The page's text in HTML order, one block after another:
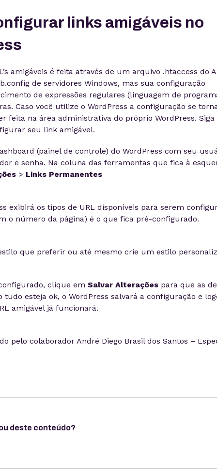
links amigáveis no
amigáveis é feita através de um arquivo .htaccess do
de servidores Windows, mas sua configuração
de expressões regulares (linguagem de
Caso você utilize o WordPress a configuração se
feita na área administrativa do próprio WordPress. Siga
seu link amigável.
(painel de controle) do WordPress com seu
e senha. Na coluna das ferramentas que fica à
> Links Permanentes
exibirá os tipos de URL disponíveis para serem
o número da página) é o que fica pré-configurado.
que preferir ou até mesmo crie um estilo
clique em Salvar Alterações para que as
tudo esteja ok, o WordPress salvará a configuração e
amigável já funcionará.
pelo colaborador André Diego Brasil dos Santos –
deste conteúdo?